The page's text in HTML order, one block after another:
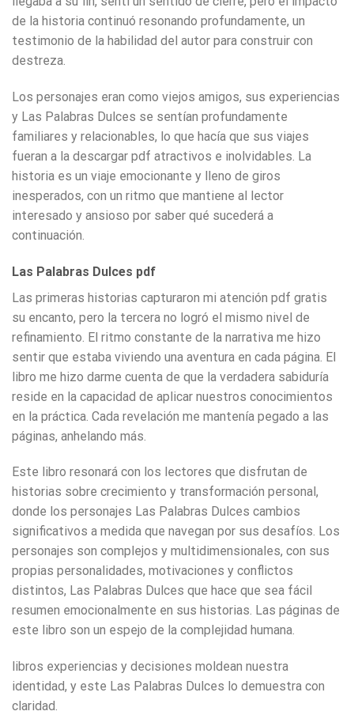
de la historia continuó resonando profundamente, un
testimonio de la habilidad del autor para construir con
destreza.
Los personajes eran como viejos amigos, sus experiencias
y Las Palabras Dulces se sentían profundamente
familiares y relacionables, lo que hacía que sus viajes
fueran a la descargar pdf atractivos e inolvidables. La
historia es un viaje emocionante y lleno de giros
inesperados, con un ritmo que mantiene al lector
interesado y ansioso por saber qué sucederá a
continuación.
Las Palabras Dulces pdf
Las primeras historias capturaron mi atención pdf gratis
su encanto, pero la tercera no logró el mismo nivel de
refinamiento. El ritmo constante de la narrativa me hizo
sentir que estaba viviendo una aventura en cada página. El
libro me hizo darme cuenta de que la verdadera sabiduría
reside en la capacidad de aplicar nuestros conocimientos
en la práctica. Cada revelación me mantenía pegado a las
páginas, anhelando más.
Este libro resonará con los lectores que disfrutan de
historias sobre crecimiento y transformación personal,
donde los personajes Las Palabras Dulces cambios
significativos a medida que navegan por sus desafíos. Los
personajes son complejos y multidimensionales, con sus
propias personalidades, motivaciones y conflictos
distintos, Las Palabras Dulces que hace que sea fácil
resumen emocionalmente en sus historias. Las páginas de
este libro son un espejo de la complejidad humana.
libros experiencias y decisiones moldean nuestra
identidad, y este Las Palabras Dulces lo demuestra con
claridad.